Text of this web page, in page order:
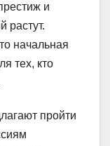
и
растут.
начальная
тех, кто
пройти